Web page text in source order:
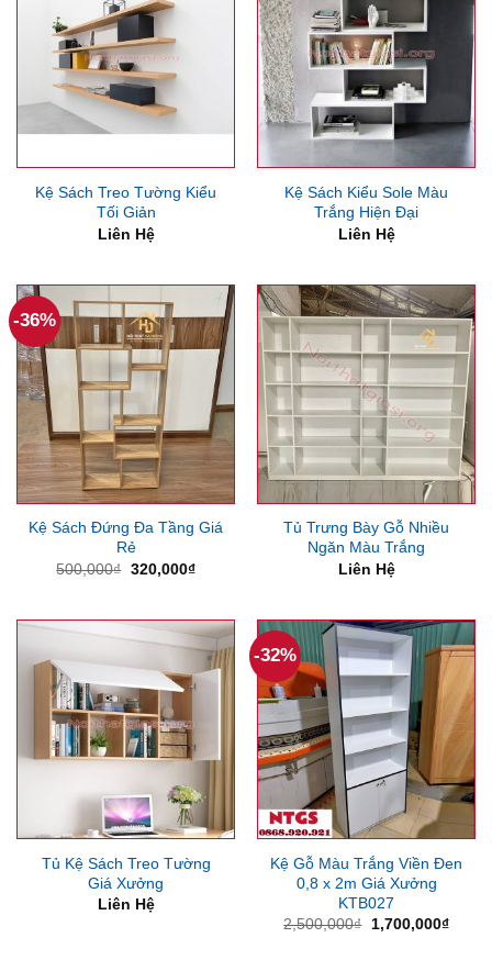
Kệ Sách Treo Tường Kiểu
Tối Giản
Liên Hệ
Kệ Sách Kiểu Sole Màu
Trắng Hiện Đại
Liên Hệ
-36%
Kệ Sách Đứng Đa Tầng Giá
Rẻ
500,000₫ Giá
320,000₫Giá
320,000₫.
Tủ Trưng Bày Gỗ Nhiều
Ngăn Màu Trắng
Liên Hệ
Tủ Kệ Sách Treo Tường
Giá Xưởng
Liên Hệ
-32%
Kệ Gỗ Màu Trắng Viền Đen
0,8 x 2m Giá Xưởng
KTB027
2,500,000₫
Giá
1,700,000₫Giá